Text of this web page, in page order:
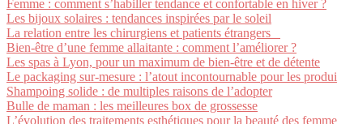
Femme : comment s’habiller tendance et confortable en hiver ?
Les bijoux solaires : tendances inspirées par le soleil
La relation entre les chirurgiens et patients étrangers
Bien-être d’une femme allaitante : comment l’améliorer ?
Les spas à Lyon, pour un maximum de bien-être et de détente
Le packaging sur-mesure : l’atout incontournable pour les
Shampoing solide : de multiples raisons de l’adopter
Bulle de maman : les meilleures box de grossesse
L’évolution des traitements esthétiques pour la beauté des